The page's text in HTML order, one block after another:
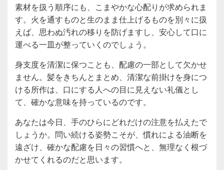
素材を扱う順序にも、こまやかな心配りが求められま
す。火を通すものと生のまま仕上げるものを別々に扱
えば、思わぬ汚れの移りを防げますし、安心して口に
運べる一皿が整っていくのでしょう。
身支度を清潔に保つことも、配慮の一部として欠かせ
ません。髪をきちんとまとめ、清潔な前掛けを身につ
ける所作は、口にする人への目に見えない礼儀とし
て、確かな意味を持っているのです。
あなたは今日、手のひらにどれだけの注意を払えたで
しょうか。問い続ける姿勢こそが、慣れによる油断を
遠ざけ、確かな配慮を日々の習慣へと、無理なく根づ
かせてくれるのだと思います。